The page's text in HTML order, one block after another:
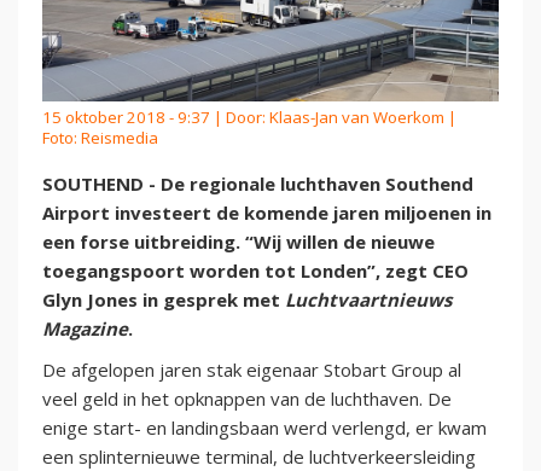
15 oktober 2018 - 9:37 | Door: Klaas-Jan van Woerkom |
Foto: Reismedia
SOUTHEND - De regionale luchthaven Southend
Airport investeert de komende jaren miljoenen in
een forse uitbreiding. “Wij willen de nieuwe
toegangspoort worden tot Londen”, zegt CEO
Glyn Jones in gesprek met Luchtvaartnieuws
Magazine.
De afgelopen jaren stak eigenaar Stobart Group al
veel geld in het opknappen van de luchthaven. De
enige start- en landingsbaan werd verlengd, er kwam
een splinternieuwe terminal, de luchtverkeersleiding